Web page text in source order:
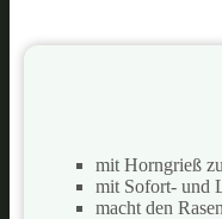
mit Horngrieß
mit Sofort- und
macht den